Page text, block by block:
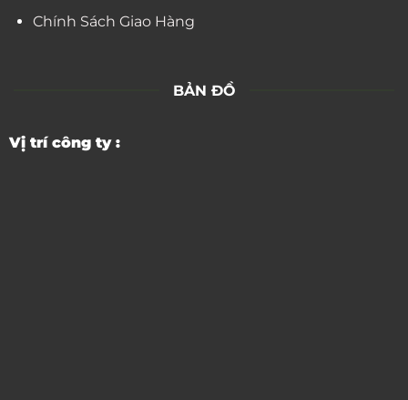
Chính Sách Giao Hàng
BẢN ĐỒ
Vị trí công ty :